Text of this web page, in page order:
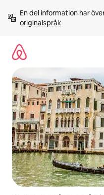
innehåll
En del information har
originalspråk